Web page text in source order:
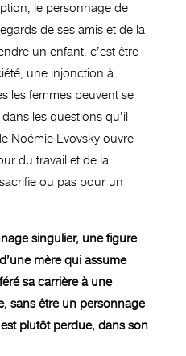
le personnage de
de ses amis et de la
un enfant, c’est être
une injonction à
les femmes peuvent se
les questions qu’il
Noémie Lvovsky ouvre
du travail et de la
ou pas pour un
singulier, une figure
mère qui assume
sa carrière à une
sans être un personnage
plutôt perdue, dans son